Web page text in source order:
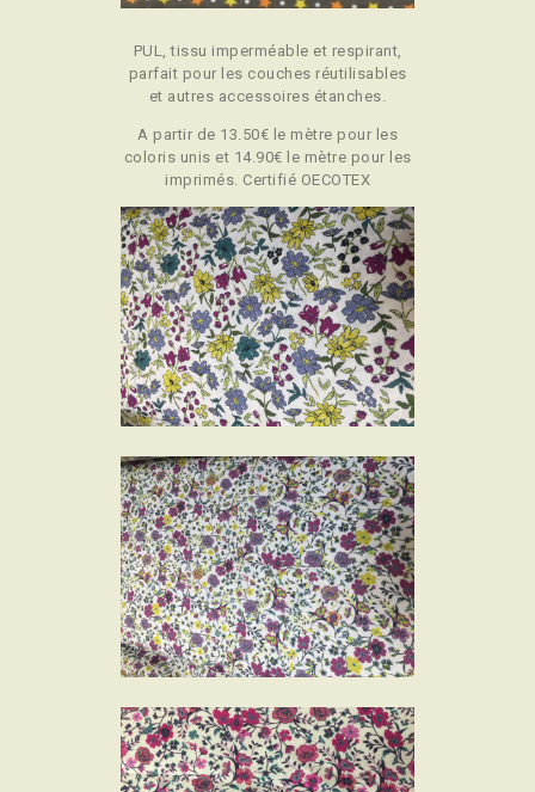
PUL, tissu imperméable et respirant,
parfait pour les couches réutilisables
et autres accessoires étanches.
A partir de 13.50€ le mètre pour les
coloris unis et 14.90€ le mètre pour les
imprimés. Certifié OECOTEX